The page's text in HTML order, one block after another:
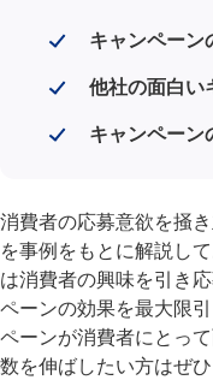
キャンペーン
他社の面白い
キャンペーン
消費者の応募意欲を掻
を事例をもとに解説し
は消費者の興味を引き
ペーンの効果を最大限
ペーンが消費者にとっ
数を伸ばしたい方はぜひ